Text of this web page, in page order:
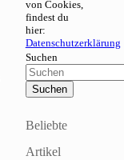
von Cookies,
findest du
hier:
Datenschutzerklärung
Suchen
Beliebte
Artikel